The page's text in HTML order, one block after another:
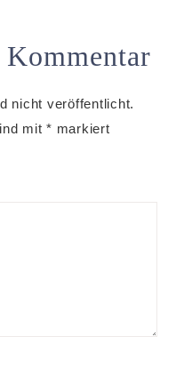
Kommentar
nicht veröffentlicht.
mit * markiert